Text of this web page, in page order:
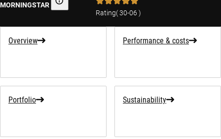
MORNINGSTAR Morningstar
Rating(30-06 )
Overview Performance & costs
Portfolio Sustainability